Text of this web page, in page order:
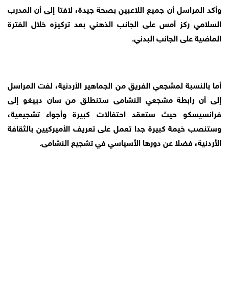
وأكد المراسل أن جميع اللاعبين بصحة جيدة، لافتا إلى أن المدرب
السلامي ركز أمس على الجانب الذهني بعد تركيزه خلال الفترة
الماضية على الجانب البدني.
أما بالنسبة لمشجعي الفريق من الجماهير الأردنية، لفت المراسل
إلى أن رابطة مشجعي النشامى ستنطلق من سان دييغو إلى
فرانسيسكو حيث ستعقد احتفالات كبيرة وأجواء تشجيعية،
وستنصب خيمة كبيرة جدا تعمل على تعريف الأميركيين بالثقافة
الأردنية، فضلا عن دورها الأسياسي في تشجيع النشامى.